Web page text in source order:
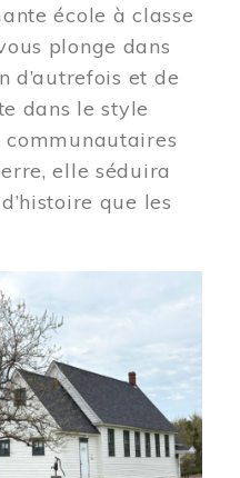
école à classe
plonge dans
d’autrefois et de
dans le style
elle séduira
que les